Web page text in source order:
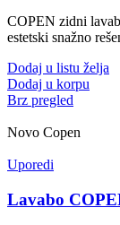
COPEN zidni
estetski snažno
Dodaj u listu želja
Dodaj u korpu
Brz pregled
Novo Copen
Uporedi
Lavabo